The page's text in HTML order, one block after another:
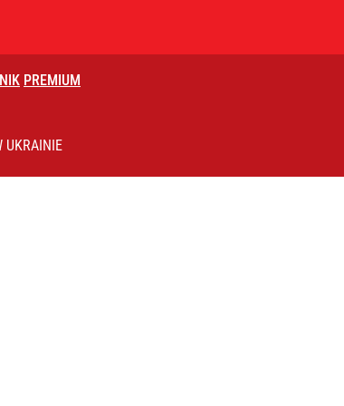
PREMIUM
dziennikarskiego”
UKRAINIE